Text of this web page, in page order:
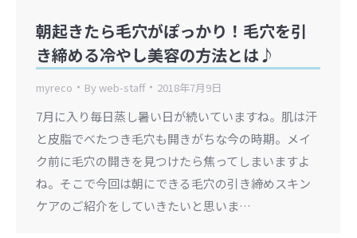
朝起きたら毛穴がぽっかり！毛穴を引
き締める冷やし美容の方法とは♪
myreco Byweb-staff 2018年7月9日
7月に入り毎日蒸し暑い日が続いていますね。肌は汗
と皮脂でべたつき毛穴も開きがちな今の時期。メイ
ク前に毛穴の開きを見つけたら焦ってしまいますよ
ね。そこで今回は朝にできる毛穴の引き締めスキン
ケアのご紹介をしていきたいと思いま…